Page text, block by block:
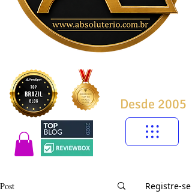
Desde 2005
Post Registre-se